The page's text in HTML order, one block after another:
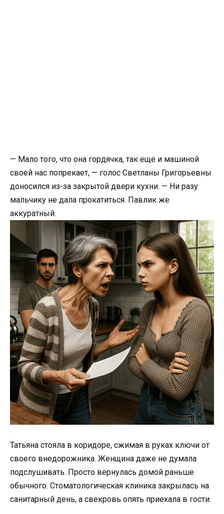
— Мало того, что она гордячка, так еще и машиной
своей нас попрекает, — голос Светланы Григорьевны
доносился из-за закрытой двери кухни. — Ни разу
мальчику не дала прокатиться. Павлик же
аккуратный.
Татьяна стояла в коридоре, сжимая в руках ключи от
своего внедорожника. Женщина даже не думала
подслушивать. Просто вернулась домой раньше
обычного. Стоматологическая клиника закрылась на
санитарный день, а свекровь опять приехала в гости.